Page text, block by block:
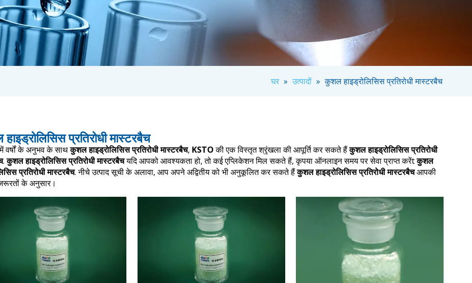
घर » उत्पादों » कुशल हाइड्रोलिसिस प्रतिरोधी मास्टरबैच
प्रतिरोधी मास्टरबैच
वर्षों के अनुभव के साथकुशल हाइड्रोलिसिस प्रतिरोधी मास्टरबैच, KSTOकी एक विस्तृत श्रृंखला की आपूर्ति कर सकते हैंकुशल हाइड्रोलिसिस प्रतिरोधी
.कुशल हाइड्रोलिसिस प्रतिरोधी मास्टरबैचयदि आपको आवश्यकता हो, तो कई एप्लिकेशन मिल सकते हैं, कृपया ऑनलाइन समय पर सेवा प्राप्त करेंtकुशल
प्रतिरोधी मास्टरबैच. नीचे उत्पाद सूची के अलावा, आप अपने अद्वितीय को भी अनुकूलित कर सकते हैंकुशल हाइड्रोलिसिस प्रतिरोधी मास्टरबैचआपकी
के अनुसार।